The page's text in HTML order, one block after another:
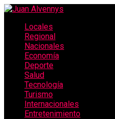
Locales
Regional
Nacionales
Economía
Deporte
Salud
Tecnología
Turismo
Internacionales
Entretenimiento